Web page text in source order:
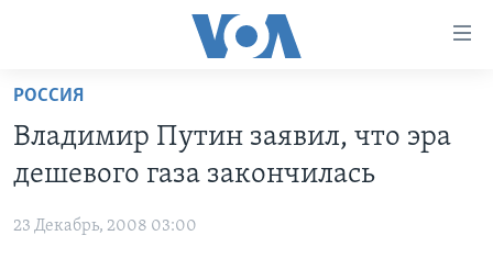
Перейти
основной
контент
ПРОГРАММЫ
НОВОСТИ ЗА МИНУТУ
УЧИМ АНГЛИЙСКИЙ
ЭКСПЕРТИЗА
РОССИЯ
Владимир Путин заявил, что эра
дешевого газа закончилась
23 Декабрь, 2008 03:00